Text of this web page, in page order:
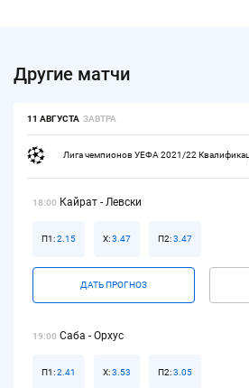
Другие матчи
11 АВГУСТА ЗАВТРА
Лига чемпионов УЕФА 2021/22
18:00 Кайрат - Левски
ДАТЬ ПРОГНОЗ
П1:2.15 Х:3.47 П2:3.47
19:00 Саба - Орхус
П1:2.41 Х:3.53 П2:3.05